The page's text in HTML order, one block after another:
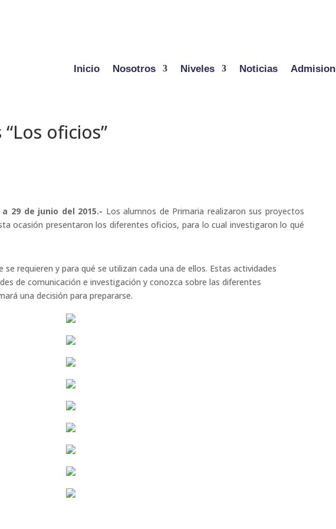
Inicio Nosotros Niveles Noticias Admision
oficios”
a 29 de junio del 2015.- Los alumnos de Primaria realizaron sus proyectos
ocasión presentaron los diferentes oficios, para lo cual investigaron lo qué
requieren y para qué se utilizan cada una de ellos. Estas actividades
de comunicación e investigación y conozca sobre las diferentes
una decisión para prepararse.